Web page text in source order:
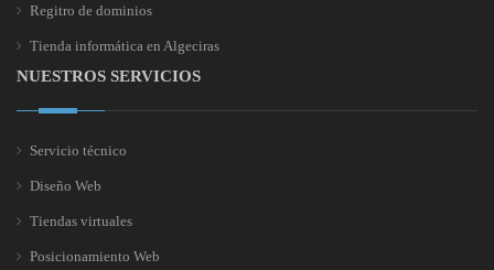
Regitro de dominios
Tienda informática en Algeciras
NUESTROS SERVICIOS
Servicio técnico
Diseño Web
Tiendas virtuales
Posicionamiento Web